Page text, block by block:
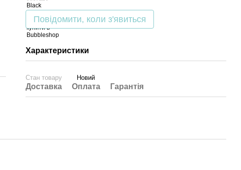
Повідомити, коли з'явиться
Характеристики
Стан товару Новий
Доставка Оплата Гарантія